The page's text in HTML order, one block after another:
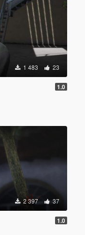
1 483 23
1.0
2 397 37
1.0